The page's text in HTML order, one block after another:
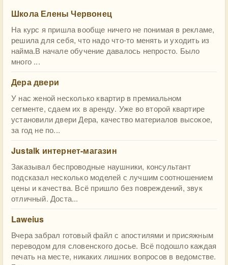
Школа Елены Червонец
На курс я пришла вообще ничего не понимая в рекламе,
решила для себя, что надо что-то менять и уходить из
найма.В начале обучение давалось непросто. Было
много ...
Дера двери
У нас женой несколько квартир в премиальном
сегменте, сдаем их в аренду. Уже во второй квартире
установили двери Дера, качество материалов высокое,
за год не по...
Justalk интернет-магазин
Заказывал беспроводные наушники, консультант
подсказал несколько моделей с лучшим соотношением
цены и качества. Всё пришло без повреждений, звук
отличный. Доста...
Laweius
Вчера забрал готовый файл с апостилями и присяжным
переводом для словенского досье. Всё подошло каждая
печать на месте, никаких лишних вопросов в ведомстве.